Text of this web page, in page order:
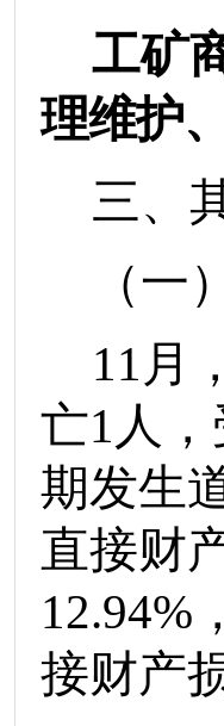
工矿
理维护
三、
（一
11 月
亡1 人
期发生
直接财
12.94%
接财产